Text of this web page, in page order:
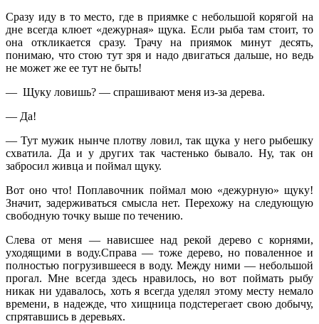
Сразу иду в то место, где в приямке с небольшой корягой на
дне всегда клюет «дежурная» щука. Если рыба там стоит, то
она откликается сразу. Трачу на приямок минут десять,
понимаю, что стою тут зря и надо двигаться дальше, но ведь
не может же ее тут не быть!
— Щуку ловишь? — спрашивают меня из-за дерева.
— Да!
— Тут мужик нынче плотву ловил, так щука у него рыбешку
схватила. Да и у других так частенько бывало. Ну, так он
забросил живца и поймал щуку.
Вот оно что! Поплавочник поймал мою «дежурную» щуку!
Значит, задерживаться смысла нет. Перехожу на следующую
свободную точку выше по течению.
Слева от меня — нависшее над рекой дерево с корнями,
уходящими в воду.Справа — тоже дерево, но поваленное и
полностью погрузившееся в воду. Между ними — небольшой
прогал. Мне всегда здесь нравилось, но вот поймать рыбу
никак ни удавалось, хоть я всегда уделял этому месту немало
времени, в надежде, что хищница подстерегает свою добычу,
спрятавшись в деревьях.